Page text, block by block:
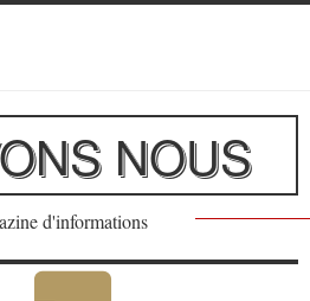
NOUS
d'informations